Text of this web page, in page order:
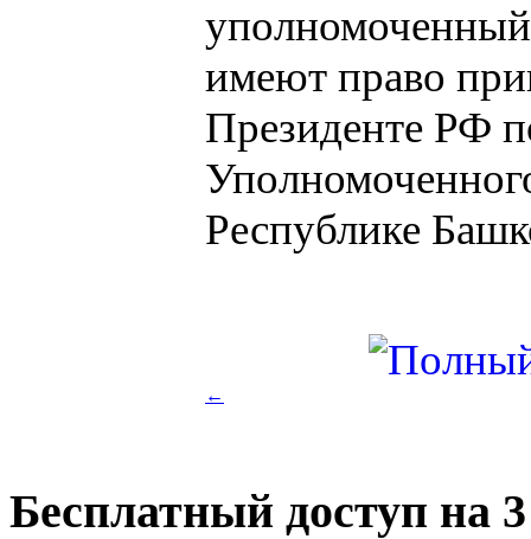
уполномоченный
имеют право
Президенте РФ
Республике
←
Бесплатный доступ на